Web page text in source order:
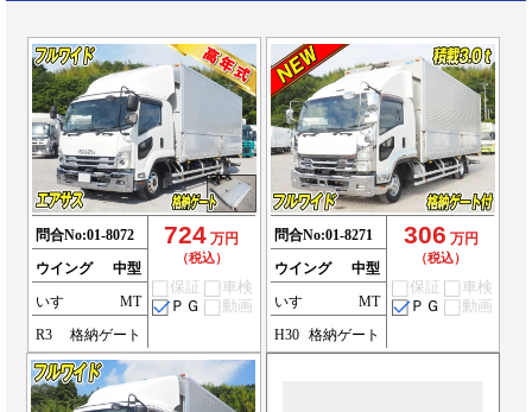
問合No:01-8072
ウイング
中型
いすゞ
MT
R3
格納ゲート
724 万円
（税込）
保証
車検
ＰＧ
動画
問合No:01-8271
ウイング
中型
いすゞ
MT
H30 格納ゲート
306 万円
（税込）
保証
車検
ＰＧ
動画